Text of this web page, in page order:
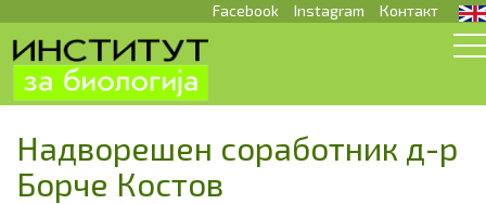
Facebook Instagram Контакт
Надворешен соработник д-р
Борче Костов